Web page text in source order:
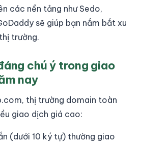
các nền tảng như Sedo,
sẽ giúp bạn nắm bắt xu
trường.
chú ý trong giao
nay
thị trường domain toàn
giao dịch giá cao:
(dưới 10 ký tự) thường giao